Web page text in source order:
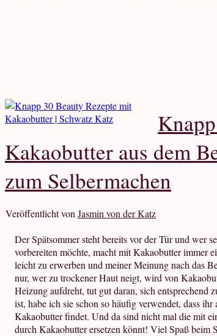
Kakaobutter aus dem
zum Selbermachen
Veröffentlicht von Jasmin von der Katz
Der Spätsommer steht bereits vor der Tür und wer
vorbereiten möchte, macht mit Kakaobutter immer
leicht zu erwerben und meiner Meinung nach das
nur, wer zu trockener Haut neigt, wird von
Heizung aufdreht, tut gut daran, sich entsprechend
ist, habe ich sie schon so häufig verwendet, dass
Kakaobutter findet. Und da sind nicht mal die mit
durch Kakaobutter ersetzen könnt! Viel Spaß beim